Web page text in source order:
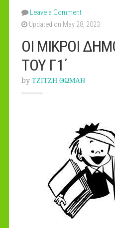
Leave a Comment
Updated on May 28, 2023
ΟΙ ΜΙΚΡΟΙ
ΤΟΥ Γ1΄
by ΤΖΙΤΖΗ ΘΩΜΑΗ